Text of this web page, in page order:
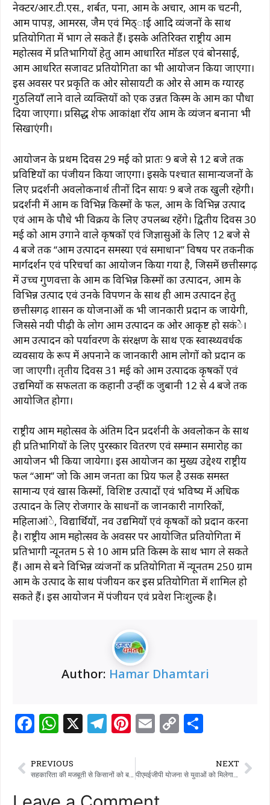
नेक्टर/आर.टी.एस., शर्बत, पना, आम के अचार, आम की चटनी,
आम पापड़, आमरस, जैम एवं मिठ्ाई आदि व्यंजनों के साथ
प्रतियोगिता में भाग ले सकते हैं। इसके अतिरिक्त राष्ट्रीय आम
महोत्सव में प्रतिभागियों हेतु आम आधारित मॉडल एवं बोनसाई,
आम आधरित सजावट प्रतियोगिता का भी आयोजन किया जाएगा।
इस अवसर पर प्रकृति की ओर सोसायटी की ओर से आम की ग्यारह
गुठलियाँ लाने वाले व्यक्तियों को एक उन्नत किस्म के आम का पौधा
दिया जाएगा। प्रसिद्ध शेफ आकांक्षा रॉय आम के व्यंजन बनाना भी
सिखाएंगी।
आयोजन के प्रथम दिवस 29 मई को प्रातः 9 बजे से 12 बजे तक
प्रविष्टियों का पंजीयन किया जाएगा। इसके पश्चात सामान्यजनों के
लिए प्रदर्शनी अवलोकनार्थ तीनों दिन सायः 9 बजे तक खुली रहेगी।
प्रदर्शनी में आम की विभिन्न किस्मों के फल, आम के विभिन्न उत्पाद
एवं आम के पौधे भी विक्रय के लिए उपलब्ध रहेंगे। द्वितीय दिवस 30
मई को आम उगाने वाले कृषकों एवं जिज्ञासुओं के लिए 12 बजे से
4 बजे तक ‘‘आम उत्पादन समस्या एवं समाधान’’ विषय पर तकनीकी
मार्गदर्शन एवं परिचर्चा का आयोजन किया गया है, जिसमें छत्तीसगढ़
में उच्च गुणवत्ता के आम की विभिन्न किस्मों का उत्पादन, आम के
विभिन्न उत्पाद एवं उनके विपणन के साथ ही आम उत्पादन हेतु
छत्तीसगढ़ शासन की योजनाओं की भी जानकारी प्रदान की जायेगी,
जिससे नयी पीढ़ी के लोग आम उत्पादन की ओर आकृष्ट हो सकंे।
आम उत्पादन को पर्यावरण के संरक्षण के साथ एक स्वास्थ्यवर्धक
व्यवसाय के रूप में अपनाने की जानकारी आम लोगों को प्रदान की
जा जाएगी। तृतीय दिवस 31 मई को आम उत्पादक कृषकों एवं
उद्यमियों की सफलता की कहानी उन्हीं की जुबानी 12 से 4 बजे तक
आयोजित होगा।
राष्ट्रीय आम महोत्सव के अंतिम दिन प्रदर्शनी के अवलोकन के साथ
ही प्रतिभागियों के लिए पुरस्कार वितरण एवं सम्मान समारोह का
आयोजन भी किया जायेगा। इस आयोजन का मुख्य उद्देश्य राष्ट्रीय
फल ‘‘आम’’ जो कि आम जनता का प्रिय फल है उसकी समस्त
सामान्य एवं खास किस्मों, विशिष्ट उत्पादों एवं भविष्य में अधिक
उत्पादन के लिए रोजगार के साधनों की जानकारी नागरिकों,
महिलाआंे, विद्यार्थियों, नव उद्यमियों एवं कृषकों को प्रदान करना
है। राष्ट्रीय आम महोत्सव के अवसर पर आयोजित प्रतियोगिता में
प्रतिभागी न्यूनतम 5 से 10 आम प्रति किस्म के साथ भाग ले सकते
हैं। आम से बने विभिन्न व्यंजनों की प्रतियोगिता में न्यूनतम 250 ग्राम
आम के उत्पाद के साथ पंजीयन कर इस प्रतियोगिता में शामिल हो
सकते हैं। इस आयोजन में पंजीयन एवं प्रवेश निःशुल्क है।
Author: Hamar Dhamtari
F
a
c
e
W
h
at
s
X T
el
g
Pi
n
te
re
E
m
l
C
o
y
ar
e
PREVIOUS NEXT
पीएमईजीपी योजना से युवाओं को मिलेगा स्वरोजगार का अवसर